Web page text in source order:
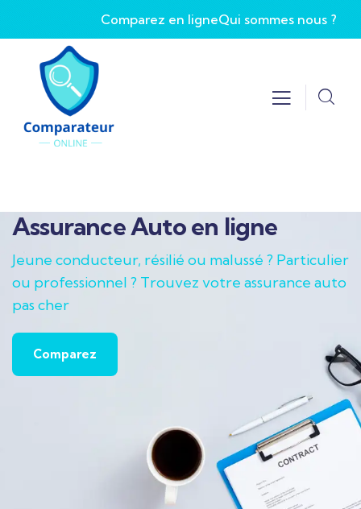
Comparez en ligneQui sommes nous ?
Assurance Auto en ligne
Jeune conducteur, résilié ou malussé ? Particulier
ou professionnel ? Trouvez votre assurance auto
pas cher
Comparez